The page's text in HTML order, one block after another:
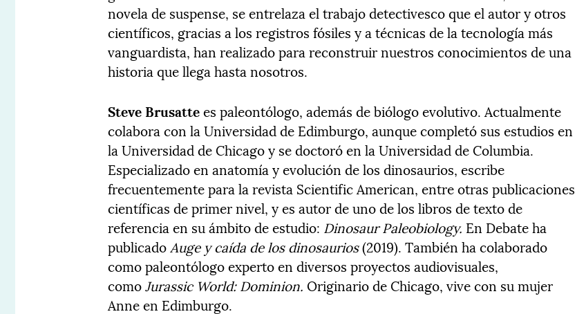
novela de suspense, se entrelaza el trabajo detectivesco que el autor y otros
científicos, gracias a los registros fósiles y a técnicas de la tecnología más
vanguardista, han realizado para reconstruir nuestros conocimientos de una
historia que llega hasta nosotros.
Steve Brusattees paleontólogo, además de biólogo evolutivo. Actualmente
colabora con la Universidad de Edimburgo, aunque completó sus estudios en
la Universidad de Chicago y se doctoró en la Universidad de Columbia.
Especializado en anatomía y evolución de los dinosaurios, escribe
frecuentemente para la revista Scientific American, entre otras publicaciones
científicas de primer nivel, y es autor de uno de los libros de texto de
referencia en su ámbito de estudio: Dinosaur Paleobiology. En Debate ha
publicadoAuge y caída de los dinosaurios(2019). También ha colaborado
como paleontólogo experto en diversos proyectos audiovisuales,
comoJurassic World: Dominion. Originario de Chicago, vive con su mujer
Anne en Edimburgo.